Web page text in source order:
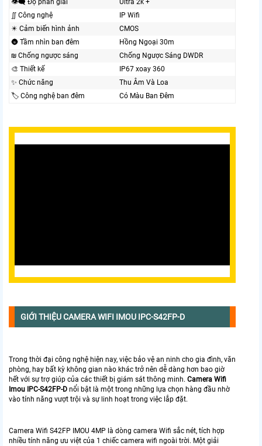
👁️‍🗨 Độ phân giải
Ultra 2k +
∬ Công nghệ
IP Wifi
✴️ Cảm biến hình ảnh
CMOS
🌚 Tầm nhìn ban đêm
Hồng Ngoại 30m
₪ Chống ngược sáng
Chống Ngược Sáng DWDR
🎨 Thiết kế
IP67 xoay 360
✨ Chức năng
Thu Âm Và Loa
🏷 Công nghệ ban đêm
Có Màu Ban Ðêm
GIỚI THIỆU CAMERA WIFI IMOU IPC-S42FP-D
Trong thời đại công nghệ hiện nay, việc bảo vệ an ninh cho gia đình, văn
phòng, hay bất kỳ không gian nào khác trở nên dễ dàng hơn bao giờ
hết với sự trợ giúp của các thiết bị giám sát thông minh. Camera Wifi
Imou IPC-S42FP-D nổi bật là một trong những lựa chọn hàng đầu nhờ
vào tính năng vượt trội và sự linh hoạt trong việc lắp đặt.
Camera Wifi S42FP IMOU 4MP là dòng camera Wifi sắc nét, tích hợp
nhiều tính năng ưu việt của 1 chiếc camera wifi ngoài trời. Một giải